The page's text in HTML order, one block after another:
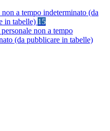
non a tempo indeterminato (da
in tabelle) 15
non a tempo
(da pubblicare in tabelle)